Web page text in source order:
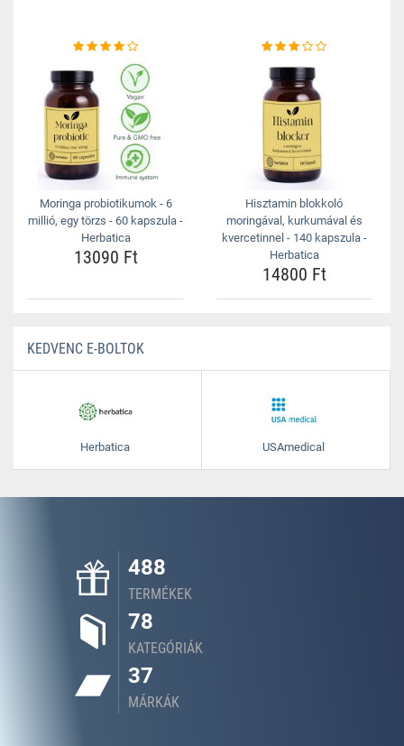
Moringa probiotikumok - 6
millió, egy törzs - 60 kapszula -
Herbatica
13090 Ft
Hisztamin blokkoló
moringával, kurkumával és
kvercetinnel - 140 kapszula -
Herbatica
14800 Ft
KEDVENC E-BOLTOK
Herbatica USAmedical
488
TERMÉKEK
78
KATEGÓRIÁK
37
MÁRKÁK